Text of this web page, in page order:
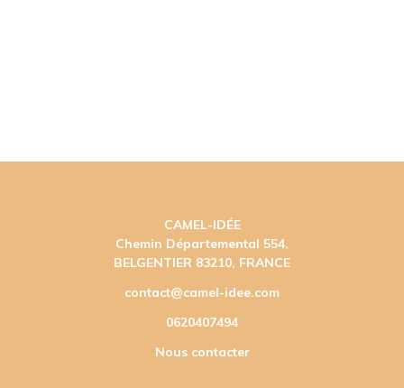
CAMEL-IDÉE
Chemin Départemental 554,
BELGENTIER 83210, FRANCE
contact@camel-idee.com
0620407494
Nous contacter